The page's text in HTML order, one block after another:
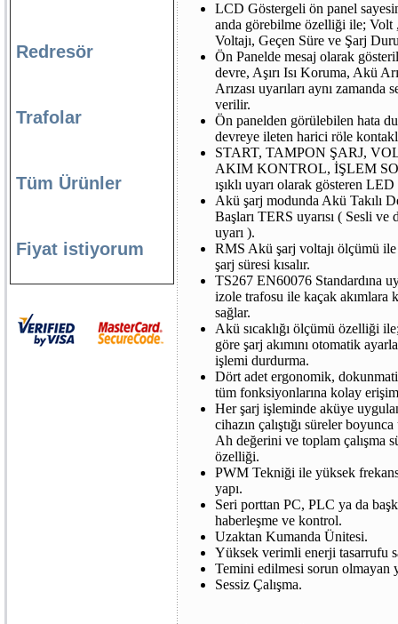
Redresör
Trafolar
Tüm Ürünler
Fiyat istiyorum
LCD Göstergeli ön panel
anda görebilme özelliği ile; Volt
Voltajı, Geçen Süre ve Şarj
Ön Panelde mesaj olarak
devre, Aşırı Isı Koruma, Akü
Arızası uyarıları aynı zamanda
verilir.
Ön panelden görülebilen hata
devreye ileten harici röle
START, TAMPON ŞARJ,
AKIM KONTROL, İŞLEM
ışıklı uyarı olarak gösteren
Akü şarj modunda Akü Takılı
Başları TERS uyarısı ( Sesli
uyarı ).
RMS Akü şarj voltajı ölçümü
şarj süresi kısalır.
TS267 EN60076 Standardına
izole trafosu ile kaçak akımlara
sağlar.
Akü sıcaklığı ölçümü özelliği
göre şarj akımını otomatik
işlemi durdurma.
Dört adet ergonomik,
tüm fonksiyonlarına kolay
Her şarj işleminde aküye
cihazın çalıştığı süreler
Ah değerini ve toplam çalışma
özelliği.
PWM Tekniği ile yüksek
yapı.
Seri porttan PC, PLC ya da
haberleşme ve kontrol.
Uzaktan Kumanda Ünitesi.
Yüksek verimli enerji tasarrufu
Temini edilmesi sorun olmayan
Sessiz Çalışma.